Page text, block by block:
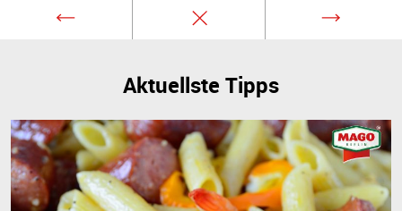
Aktuellste Tipps